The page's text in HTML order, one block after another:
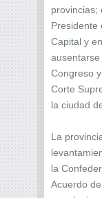
provincias;
Presidente
Capital y
Congreso
Corte
la ciudad
La
la
Acuerdo